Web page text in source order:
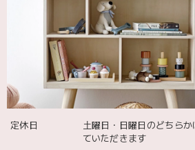
発送も届くのも早かったです！バース
て嬉しかったです🎈誕生日に使わせて
2025/12/02
定休日
土曜日・日曜日のどちら
ていただきます